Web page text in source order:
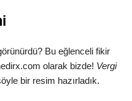
Bu eğlenceli fikir
olarak bizde! Vergi
bir resim hazırladık.